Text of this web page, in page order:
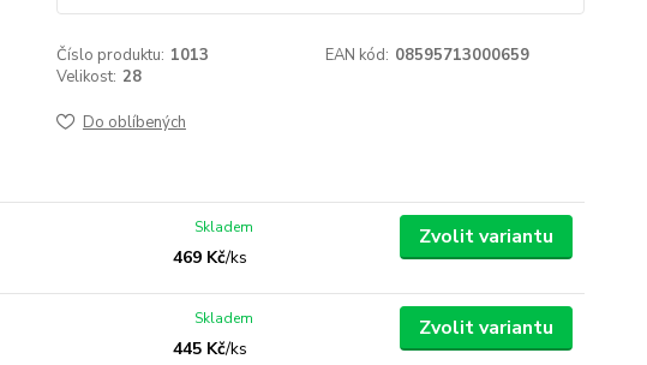
Číslo produktu: 1013 EAN kód: 08595713000659
Velikost: 28
Do oblíbených
469 Kč/ks
Skladem Zvolit variantu
445 Kč/ks
Skladem Zvolit variantu